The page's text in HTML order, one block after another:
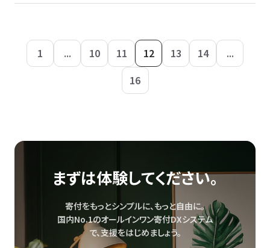
1 ... 10 11 12 13 14
...
16
まずは体験してください。
寄付をもっとシンプルに、もっと自由に。
国内No.1のオールインワン寄付DXシステム
で、支援をはじめましょう。